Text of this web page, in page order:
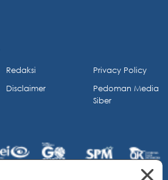
Redaksi
Disclaimer
Privacy Policy
Pedoman Media
Siber